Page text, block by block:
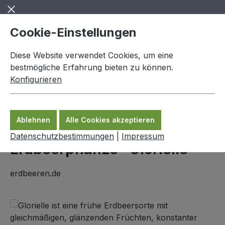
Zum Hauptinhalt springen
0,00 €
Erdbeerpflanzen
Erdbeerpflanze "Glorielle"
erdbeeren.de
Bildergalerie überspringen
Cookie-Einstellungen
Diese Website verwendet Cookies, um eine
bestmögliche Erfahrung bieten zu können.
Konfigurieren
Ablehnen Alle Cookies akzeptieren
Datenschutzbestimmungen Impressum